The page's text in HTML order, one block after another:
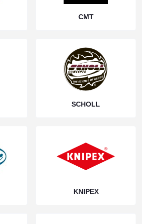
CMT
SCHOLL
KNIPEX